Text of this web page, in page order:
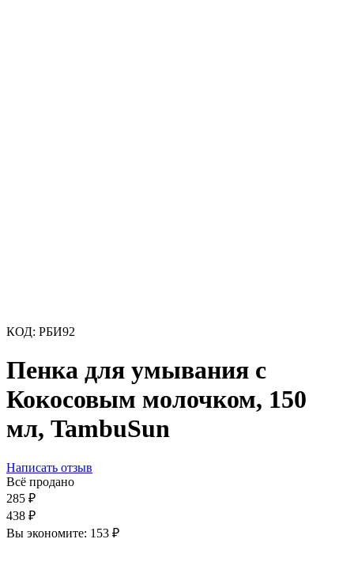
КОД: РБИ92
Пенка для умывания с
Кокосовым молочком, 150
мл, TambuSun
Написать отзыв
Всё продано
285 ₽
438 ₽
Вы экономите: 153 ₽